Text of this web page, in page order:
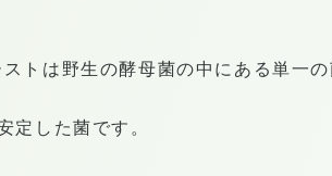
トは野生の酵母菌の中にある単一
定した菌です。